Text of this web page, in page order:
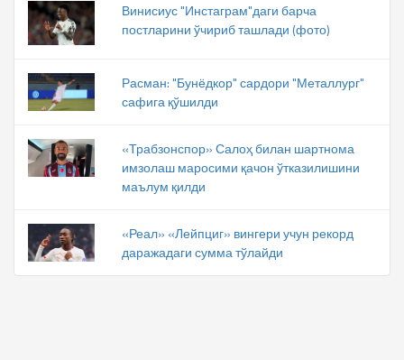
Винисиус "Инстаграм"даги барча
постларини ўчириб ташлади (фото)
Расман: "Бунёдкор" сардори "Металлург"
сафига қўшилди
«Трабзонспор» Салоҳ билан шартнома
имзолаш маросими қачон ўтказилишини
маълум қилди
«Реал» «Лейпциг» вингери учун рекорд
даражадаги сумма тўлайди